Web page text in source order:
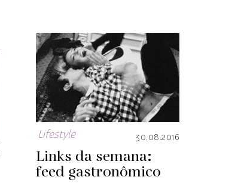
Lifestyle 30.08.2016
Links da semana:
feed gastronômico